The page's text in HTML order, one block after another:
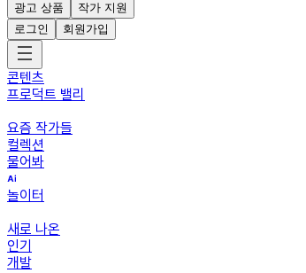
광고 상품
작가 지원
로그인
회원가입
콘텐츠
프로덕트 밸리
요즘 작가들
컬렉션
물어봐
놀이터
새로 나온
인기
개발